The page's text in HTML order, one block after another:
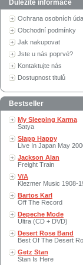
Důležité informace
Ochrana osobních
Obchodní podmínky
Jak nakupovat
Jste u nás poprvé?
Kontaktujte nás
Dostupnost titulů
Bestseller
My Sleeping Karma
Satya
Slapp Happy
Live In Japan May
Jackson Alan
Freight Train
V/A
Klezmer Music 1908-
Bartos Karl
Off The Record
Depeche Mode
Ultra (CD + DVD)
Desert Rose Band
Best Of The Desert
Getz Stan
Stan Is Here